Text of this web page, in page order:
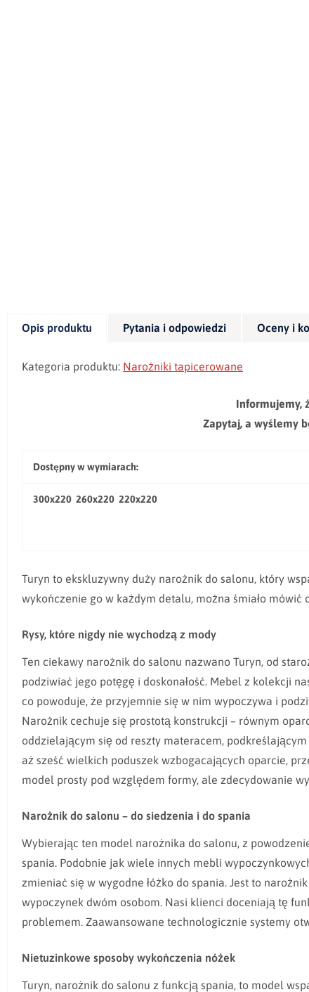
Opis produktu Pytania i odpowiedzi Oceny i
Kategoria produktu: Narożniki tapicerowane
Informujemy,
Zapytaj, a wyślemy
Dostępny w wymiarach:
300x220 260x220 220x220
Turyn to ekskluzywny duży narożnik do salonu, który
wykończenie go w każdym detalu, można śmiało
Rysy, które nigdy nie wychodzą z mody
Ten ciekawy narożnik do salonu nazwano Turyn, od
podziwiać jego potęgę i doskonałość. Mebel z kolekcji
co powoduje, że przyjemnie się w nim wypoczywa i
Narożnik cechuje się prostotą konstrukcji – równym
oddzielającym się od reszty materacem,
aż sześć wielkich poduszek wzbogacających oparcie,
model prosty pod względem formy, ale zdecydowanie
Narożnik do salonu – do siedzenia i do spania
Wybierając ten model narożnika do salonu, z
spania. Podobnie jak wiele innych mebli
zmieniać się w wygodne łóżko do spania. Jest to
wypoczynek dwóm osobom. Nasi klienci doceniają tę
problemem. Zaawansowane technologicznie systemy
Nietuzinkowe sposoby wykończenia nóżek
Turyn, narożnik do salonu z funkcją spania, to model